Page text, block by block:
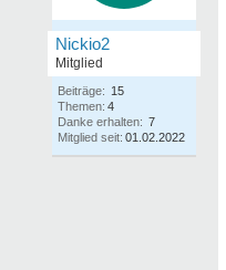
Nickio2
Mitglied
Beiträge: 15
Themen: 4
Danke erhalten: 7
Mitglied seit: 01.02.2022